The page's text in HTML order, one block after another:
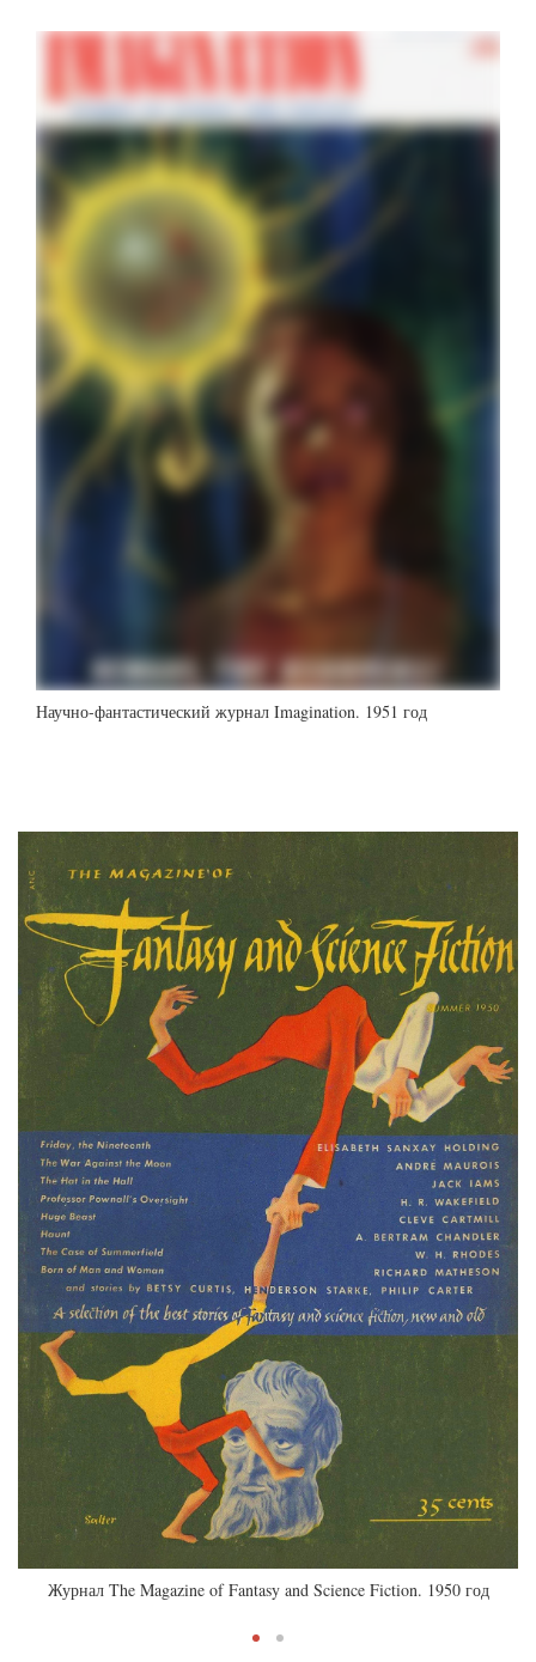
Научно-фантастический журнал Imagination. 1951 год
Журнал The Magazine of Fantasy and Science Fiction. 1950 год